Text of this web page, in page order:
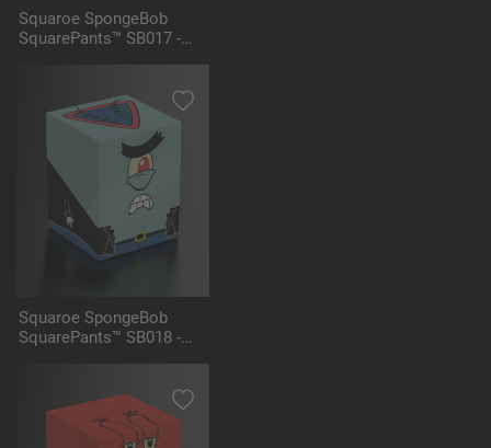
Squaroe SpongeBob
SquarePants™ SB017 -
Squaroe SpongeBob
SquarePants™ SB018 -